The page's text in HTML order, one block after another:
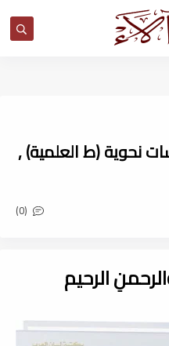
نحوية (ط العلمية) ,
(0)
الرحيم